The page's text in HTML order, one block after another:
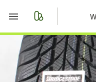
Start
Merkliste